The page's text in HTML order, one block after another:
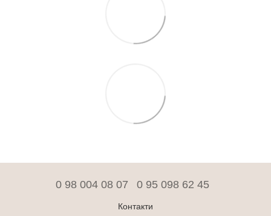
0 98 004 08 07 0 95 098 62 45
Контакти